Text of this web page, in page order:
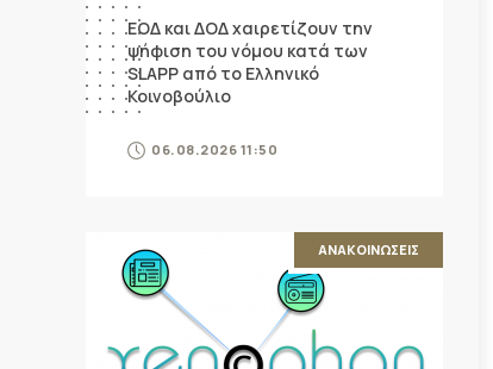
ΕΟΔ και ΔΟΔ χαιρετίζουν την
ψήφιση του νόμου κατά των
SLAPP από το Ελληνικό
Κοινοβούλιο
06.08.2026 11:50
ΑΝΑΚΟΙΝΩΣΕΙΣ